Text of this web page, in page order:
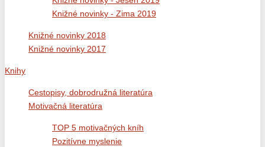
Knižné novinky - Zima 2019
Knižné novinky 2018
Knižné novinky 2017
Knihy
Cestopisy, dobrodružná literatúra
Motivačná literatúra
TOP 5 motivačných kníh
Pozitívne myslenie